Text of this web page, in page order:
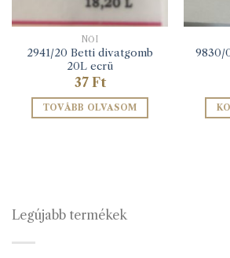
NŐI
2941/20 Betti divatgomb
20L ecrü
37 Ft
TOVÁBB OLVASOM
9830/
Legújabb termékek